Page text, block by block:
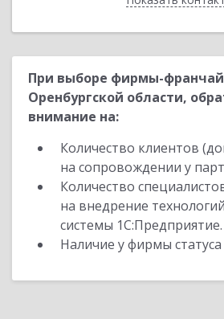
При выборе фирмы-
Оренбургской области,
внимание на:
Количество клиентов
на сопровождении у
Количество
на внедрение
системы 1С:Предприятие.
Наличие у фирмы статуса